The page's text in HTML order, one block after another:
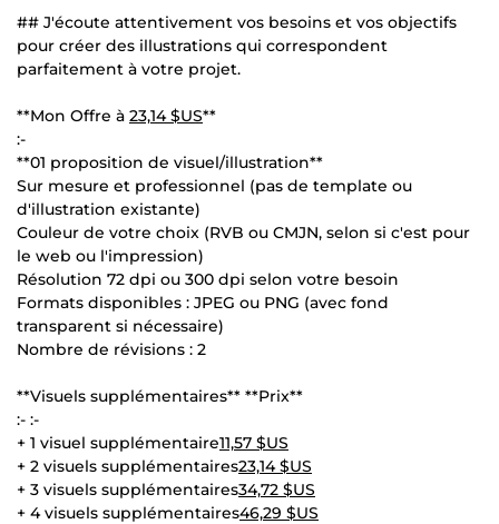
## J'écoute attentivement vos besoins et vos objectifs
pour créer des illustrations qui correspondent
parfaitement à votre projet.
**Mon Offre à 23,14 $US**
:-
**01 proposition de visuel/illustration**
Sur mesure et professionnel (pas de template ou
d'illustration existante)
Couleur de votre choix (RVB ou CMJN, selon si c'est pour
le web ou l'impression)
Résolution 72 dpi ou 300 dpi selon votre besoin
Formats disponibles : JPEG ou PNG (avec fond
transparent si nécessaire)
Nombre de révisions : 2
**Visuels supplémentaires** **Prix**
:- :-
+ 1 visuel supplémentaire11,57 $US
+ 2 visuels supplémentaires23,14 $US
+ 3 visuels supplémentaires34,72 $US
+ 4 visuels supplémentaires46,29 $US